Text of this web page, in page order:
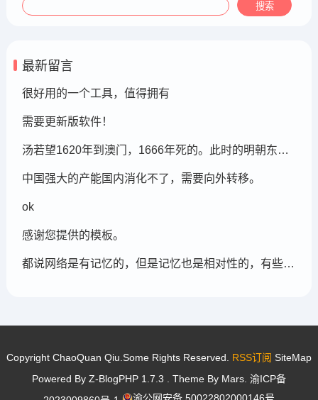
最新留言
很好用的一个工具，值得拥有
需要更新版软件！
汤若望1620年到澳门，1666年死的。此时的明朝东北地区已经被后金国成立了，在明朝灭亡的崇祯年间，汤若望还能和明朝天文学家一起到东北地区做这个制定历法的比赛，很强大啊。鹤岗，在今天的黑龙江省东部的鹤岗市
中国强大的产能国内消化不了，需要向外转移。
ok
感谢您提供的模板。
都说网络是有记忆的，但是记忆也是相对性的，有些记忆可能被屏蔽，也可能被遗忘。
Copyright ChaoQuan Qiu.Some Rights Reserved. RSS订阅 SiteMap
Powered By Z-BlogPHP 1.7.3 . Theme By Mars. 渝ICP备